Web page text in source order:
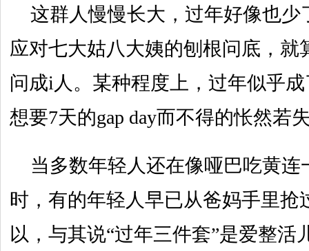
这群人慢慢长大，过年好像也少
应对七大姑八大姨的刨根问底，就
问成i人。某种程度上，过年似乎
想要7天的gap day而不得的怅然若
当多数年轻人还在像哑巴吃黄连
时，有的年轻人早已从爸妈手里抢
以，与其说“过年三件套”是爱整活